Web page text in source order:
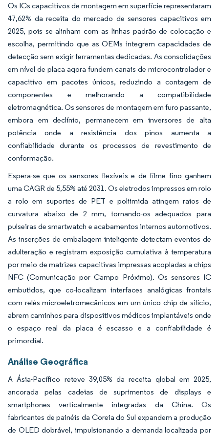
Os ICs capacitivos de montagem em superfície representaram
47,62% da receita do mercado de sensores capacitivos em
2025, pois se alinham com as linhas padrão de colocação e
escolha, permitindo que as OEMs integrem capacidades de
detecção sem exigir ferramentas dedicadas. As consolidações
em nível de placa agora fundem canais de microcontrolador e
capacitivo em pacotes únicos, reduzindo a contagem de
componentes e melhorando a compatibilidade
eletromagnética. Os sensores de montagem em furo passante,
embora em declínio, permanecem em inversores de alta
potência onde a resistência dos pinos aumenta a
confiabilidade durante os processos de revestimento de
conformação.
Espera-se que os sensores flexíveis e de filme fino ganhem
uma CAGR de 5,55% até 2031. Os eletrodos impressos em rolo
a rolo em suportes de PET e poliimida atingem raios de
curvatura abaixo de 2 mm, tornando-os adequados para
pulseiras de smartwatch e acabamentos internos automotivos.
As inserções de embalagem inteligente detectam eventos de
adulteração e registram exposição cumulativa à temperatura
por meio de matrizes capacitivas impressas acopladas a chips
NFC (Comunicação por Campo Próximo). Os sensores IC
embutidos, que co-localizam interfaces analógicas frontais
com relés microeletromecânicos em um único chip de silício,
abrem caminhos para dispositivos médicos implantáveis onde
o espaço real da placa é escasso e a confiabilidade é
primordial.
Análise Geográfica
A Ásia-Pacífico reteve 39,05% da receita global em 2025,
ancorada pelas cadeias de suprimentos de displays e
smartphones verticalmente integradas da China. Os
fabricantes de painéis da Coreia do Sul expandem a produção
de OLED dobrável, impulsionando a demanda localizada por